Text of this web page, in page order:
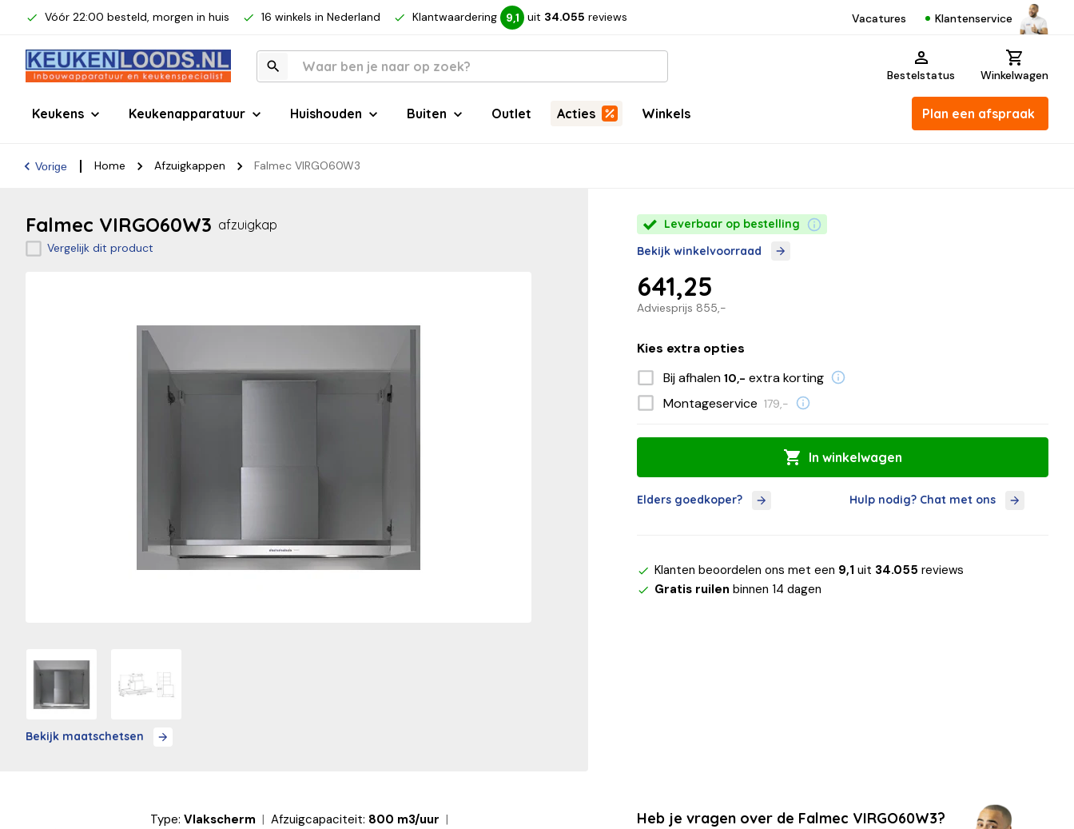
Vóór 22:00 besteld, morgen in huis 16 winkels in Nederland Klantwaardering 9,1 uit 34.055 reviews Vacatures Klantenservice
Bestelstatus Winkelwagen
Keukens Keukenapparatuur Huishouden Buiten Outlet Acties Winkels Plan een afspraak
Vorige Home Afzuigkappen Falmec VIRGO60W3
Falmec VIRGO60W3 afzuigkap
Vergelijk dit product
Bekijk maatschetsen
Leverbaar op bestelling
Bekijk winkelvoorraad
Adviesprijs 855,-
641,25
Kies extra opties
Bij afhalen10,- extra korting
Montageservice 179,-
In winkelwagen
Elders goedkoper? Hulp nodig? Chat met ons
Klanten beoordelen ons met een 9,1 uit 34.055 reviews
Gratis ruilen binnen 14 dagen
Type: Vlakscherm Afzuigcapaciteit: 800 m3/uur
Heb je vragen over de Falmec VIRGO60W3?